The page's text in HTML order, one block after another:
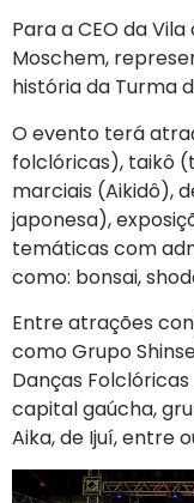
Para a CEO da
Moschem,
história da Turma
O evento terá
folclóricas), taikô
marciais (Aikidô),
japonesa),
temáticas com
como: bonsai,
Entre atrações
como Grupo
Danças
capital gaúcha,
Aika, de Ijuí, entre